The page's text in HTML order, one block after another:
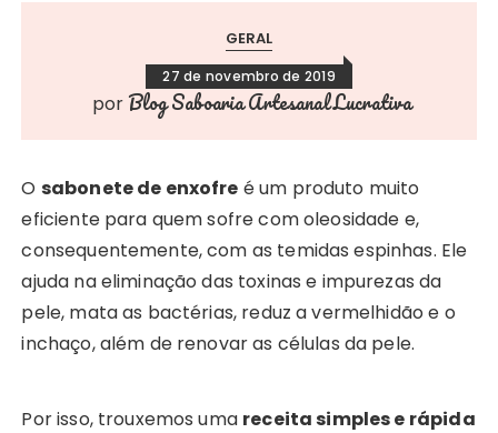
GERAL
27 de novembro de 2019
por Blog Saboaria Artesanal Lucrativa
O sabonete de enxofre é um produto muito
eficiente para quem sofre com oleosidade e,
consequentemente, com as temidas espinhas. Ele
ajuda na eliminação das toxinas e impurezas da
pele, mata as bactérias, reduz a vermelhidão e o
inchaço, além de renovar as células da pele.
Por isso, trouxemos uma receita simples e rápida